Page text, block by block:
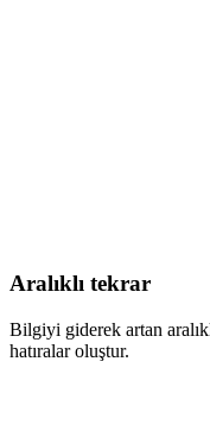
Aralıklı tekrar
Bilgiyi giderek artan
hatıralar oluştur.